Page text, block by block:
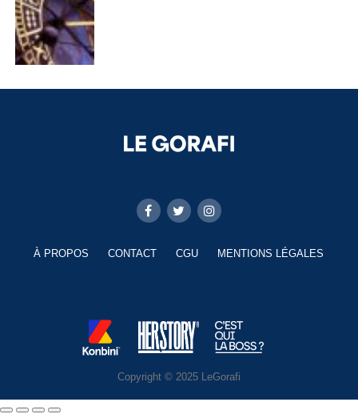
À PROPOS CONTACT CGU MENTIONS LÉGALES
Copyright © 2025 LeGorafi